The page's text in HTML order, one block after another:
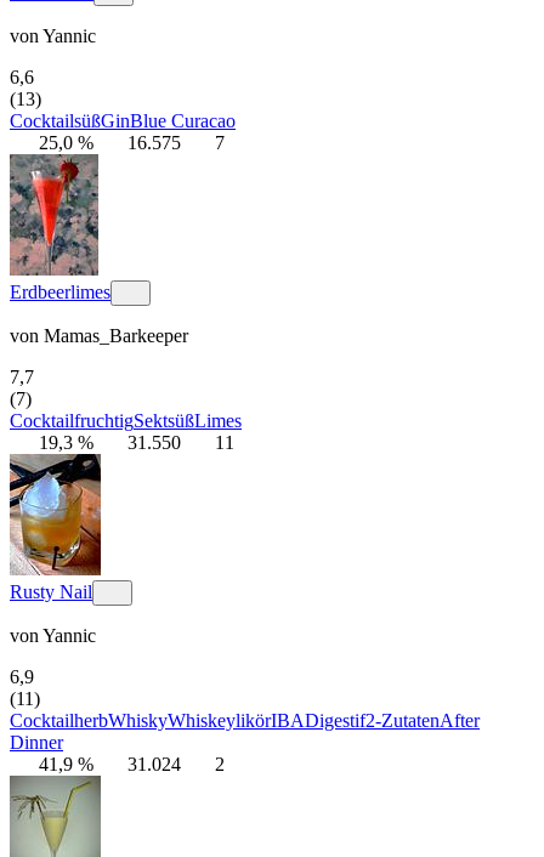
von Yannic
6,6
(13)
CocktailsüßGinBlue Curacao
25,0 %
16.575 7
Erdbeerlimes
von Mamas_Barkeeper
7,7
(7)
CocktailfruchtigSektsüßLimes
19,3 %
31.550 11
Rusty Nail
von Yannic
6,9
(11)
CocktailherbWhiskyWhiskeylikörIBADigestif2-ZutatenAfter
Dinner
41,9 %
31.024 2